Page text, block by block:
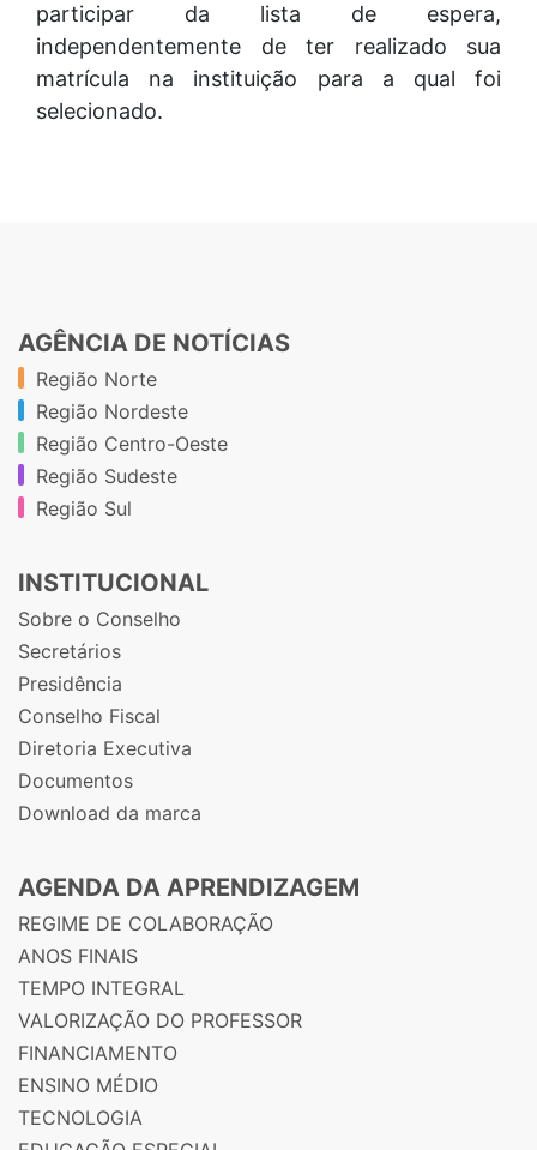
participar da lista de espera,
independentemente de ter realizado sua
matrícula na instituição para a qual foi
selecionado.
AGÊNCIA DE NOTÍCIAS
Região Norte
Região Nordeste
Região Centro-Oeste
Região Sudeste
Região Sul
INSTITUCIONAL
Sobre o Conselho
Secretários
Presidência
Conselho Fiscal
Diretoria Executiva
Documentos
Download da marca
AGENDA DA APRENDIZAGEM
REGIME DE COLABORAÇÃO
ANOS FINAIS
TEMPO INTEGRAL
VALORIZAÇÃO DO PROFESSOR
FINANCIAMENTO
ENSINO MÉDIO
TECNOLOGIA